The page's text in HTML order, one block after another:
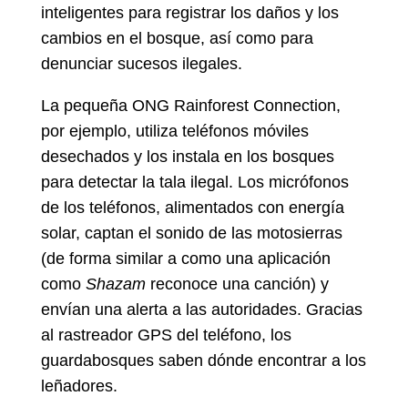
inteligentes para registrar los daños y los
cambios en el bosque, así como para
denunciar sucesos ilegales.
La pequeña ONG Rainforest Connection,
por ejemplo, utiliza teléfonos móviles
desechados y los instala en los bosques
para detectar la tala ilegal. Los micrófonos
de los teléfonos, alimentados con energía
solar, captan el sonido de las motosierras
(de forma similar a como una aplicación
como Shazamreconoce una canción) y
envían una alerta a las autoridades. Gracias
al rastreador GPS del teléfono, los
guardabosques saben dónde encontrar a los
leñadores.